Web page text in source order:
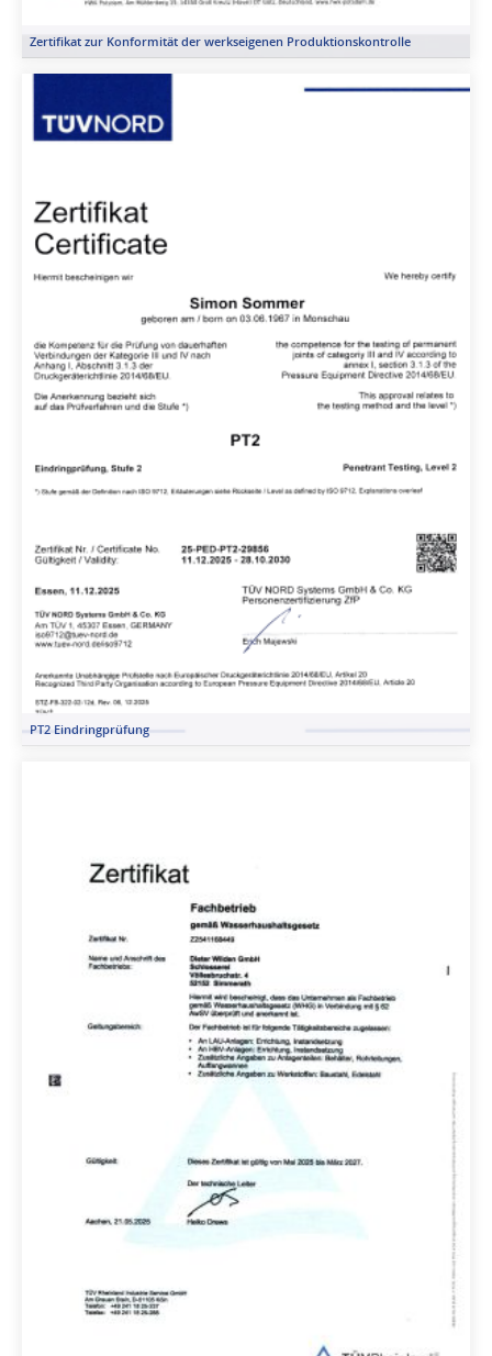
Zertifikat zur Konformität der werkseigenen Produktionskontrolle
PT2 Eindringprüfung